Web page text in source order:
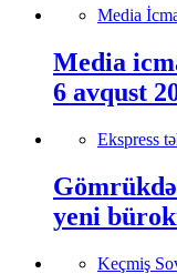
Media
Media
6 avqust
Ekspress
yeni
Keçmiş